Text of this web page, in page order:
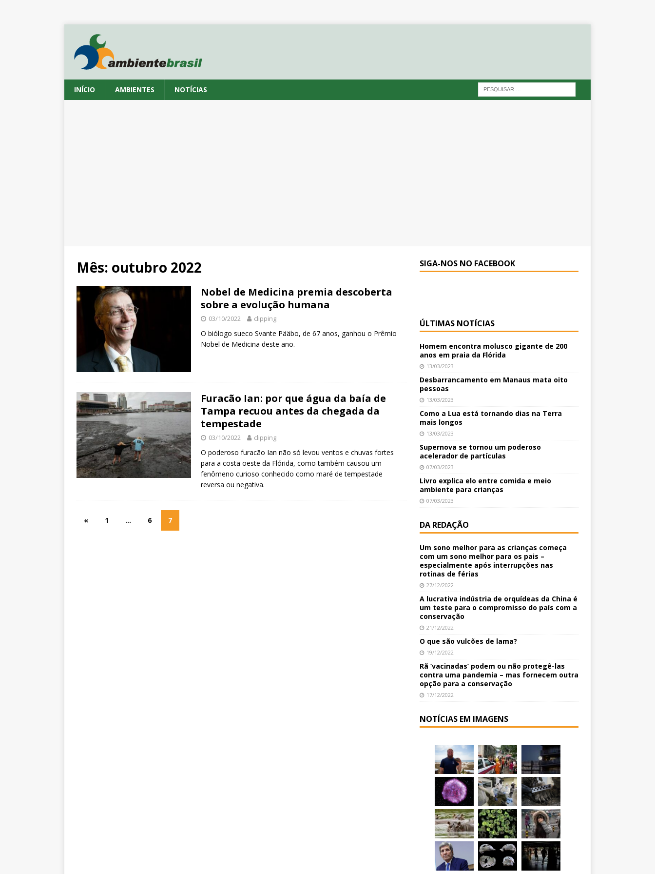
INÍCIO AMBIENTES NOTÍCIAS
Mês: outubro 2022
Nobel de Medicina premia descoberta
sobre a evolução humana
03/10/2022 clipping
O biólogo sueco Svante Pääbo, de 67 anos, ganhou o Prêmio
Nobel de Medicina deste ano.
Furacão Ian: por que água da baía de
Tampa recuou antes da chegada da
tempestade
03/10/2022 clipping
O poderoso furacão Ian não só levou ventos e chuvas fortes
para a costa oeste da Flórida, como também causou um
fenômeno curioso conhecido como maré de tempestade
reversa ou negativa.
« 1 … 6 7
SIGA-NOS NO FACEBOOK
ÚLTIMAS NOTÍCIAS
Homem encontra molusco gigante de 200
anos em praia da Flórida
13/03/2023
Desbarrancamento em Manaus mata oito
pessoas
13/03/2023
Como a Lua está tornando dias na Terra
mais longos
13/03/2023
Supernova se tornou um poderoso
acelerador de partículas
07/03/2023
Livro explica elo entre comida e meio
ambiente para crianças
07/03/2023
DA REDAÇÃO
Um sono melhor para as crianças começa
com um sono melhor para os pais –
especialmente após interrupções nas
rotinas de férias
27/12/2022
A lucrativa indústria de orquídeas da China é
um teste para o compromisso do país com a
conservação
21/12/2022
O que são vulcões de lama?
19/12/2022
Rã ‘vacinadas’ podem ou não protegê-las
contra uma pandemia – mas fornecem outra
opção para a conservação
17/12/2022
NOTÍCIAS EM IMAGENS